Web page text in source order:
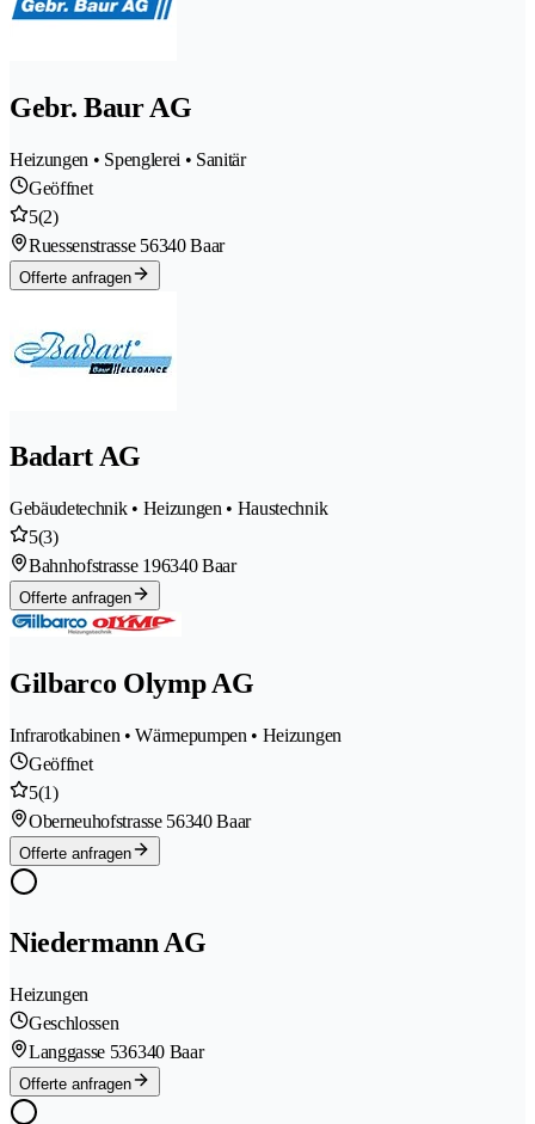
Gebr. Baur AG
Heizungen • Spenglerei • Sanitär
Geöffnet
5(2)
Ruessenstrasse 56340 Baar
Offerte anfragen
Badart AG
Gebäudetechnik • Heizungen • Haustechnik
5(3)
Bahnhofstrasse 196340 Baar
Offerte anfragen
Gilbarco Olymp AG
Infrarotkabinen • Wärmepumpen • Heizungen
Geöffnet
5(1)
Oberneuhofstrasse 56340 Baar
Offerte anfragen
Niedermann AG
Heizungen
Geschlossen
Langgasse 536340 Baar
Offerte anfragen